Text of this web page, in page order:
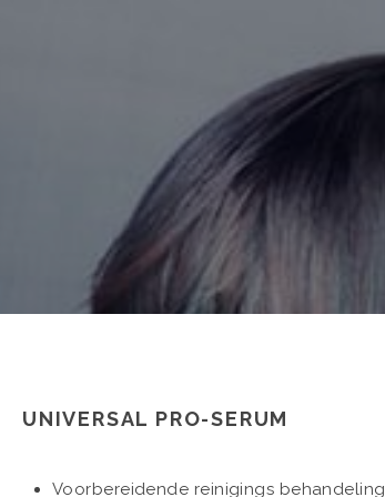
UNIVERSAL PRO-SERUM
Voorbereidende reinigings behandeling